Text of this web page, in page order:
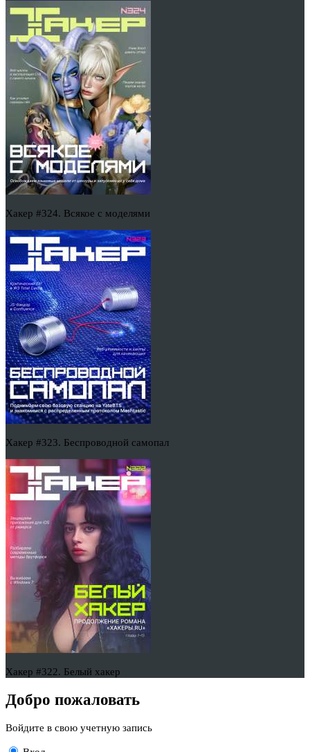
Хакер #324. Всякое с моделями
Хакер #323. Беспроводной самопал
Хакер #322. Белый хакер
Добро пожаловать
Войдите в свою учетную запись